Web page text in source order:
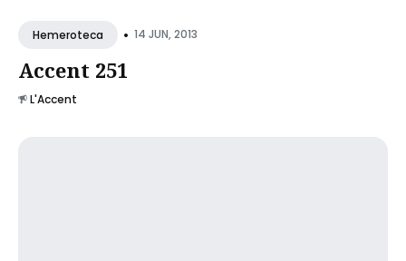
Hemeroteca • 14 JUN, 2013
Accent 251
L'Accent